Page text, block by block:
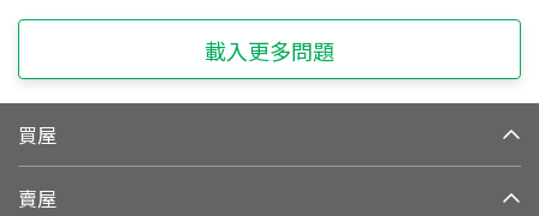
載入更多問題
買屋
賣屋